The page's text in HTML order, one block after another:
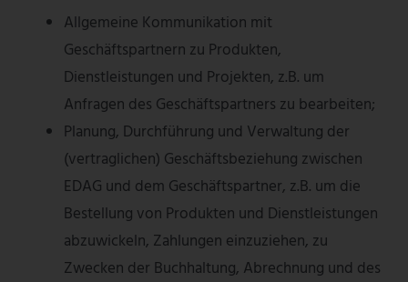
Allgemeine Kommunikation mit
Geschäftspartnern zu Produkten,
Dienstleistungen und Projekten, z.B. um
Anfragen des Geschäftspartners zu bearbeiten;
Planung, Durchführung und Verwaltung der
(vertraglichen) Geschäftsbeziehung zwischen
EDAG und dem Geschäftspartner, z.B. um die
Bestellung von Produkten und Dienstleistungen
abzuwickeln, Zahlungen einzuziehen, zu
Zwecken der Buchhaltung, Abrechnung und des